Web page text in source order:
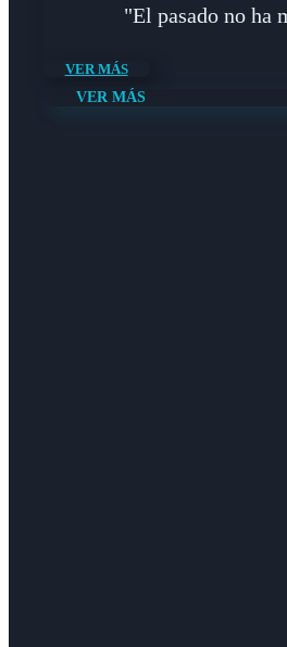
"El pasado no ha
VER MÁS
VER MÁS